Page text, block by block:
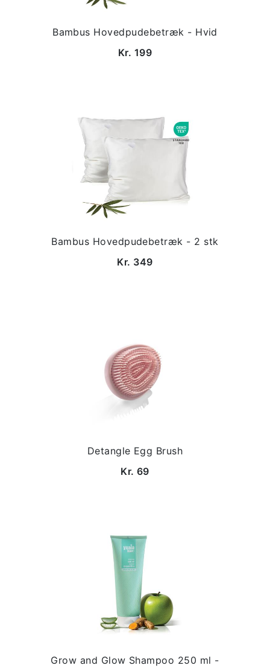
Bambus Hovedpudebetræk - Hvid
Kr. 199
Bambus Hovedpudebetræk - 2 stk
Kr. 349
Detangle Egg Brush
Kr. 69
Grow and Glow Shampoo 250 ml -